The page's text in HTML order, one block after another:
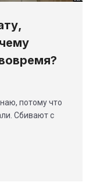
потому что
Сбивают с